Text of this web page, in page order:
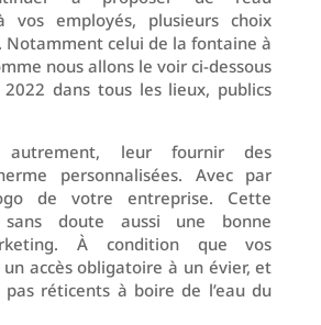
vos employés, plusieurs choix
Notamment celui de la fontaine à
nous allons le voir ci-dessous
dans tous les lieux, publics
autrement, leur fournir des
personnalisées. Avec par
de votre entreprise. Cette
doute aussi une bonne
À condition que vos
accès obligatoire à un évier, et
pas réticents à boire de l’eau du